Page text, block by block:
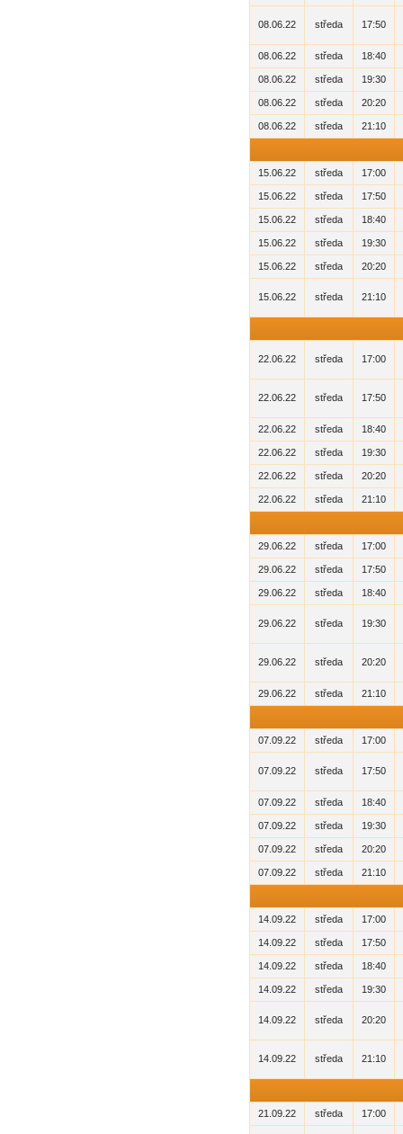
08.06.22 středa 17:50
08.06.22 středa 18:40
08.06.22 středa 19:30
08.06.22 středa 20:20
08.06.22 středa 21:10
15.06.22 středa 17:00
15.06.22 středa 17:50
15.06.22 středa 18:40
15.06.22 středa 19:30
15.06.22 středa 20:20
15.06.22 středa 21:10
22.06.22 středa 17:00
22.06.22 středa 17:50
22.06.22 středa 18:40
22.06.22 středa 19:30
22.06.22 středa 20:20
22.06.22 středa 21:10
29.06.22 středa 17:00
29.06.22 středa 17:50
29.06.22 středa 18:40
29.06.22 středa 19:30
29.06.22 středa 20:20
29.06.22 středa 21:10
07.09.22 středa 17:00
07.09.22 středa 17:50
07.09.22 středa 18:40
07.09.22 středa 19:30
07.09.22 středa 20:20
07.09.22 středa 21:10
14.09.22 středa 17:00
14.09.22 středa 17:50
14.09.22 středa 18:40
14.09.22 středa 19:30
14.09.22 středa 20:20
14.09.22 středa 21:10
21.09.22 středa 17:00